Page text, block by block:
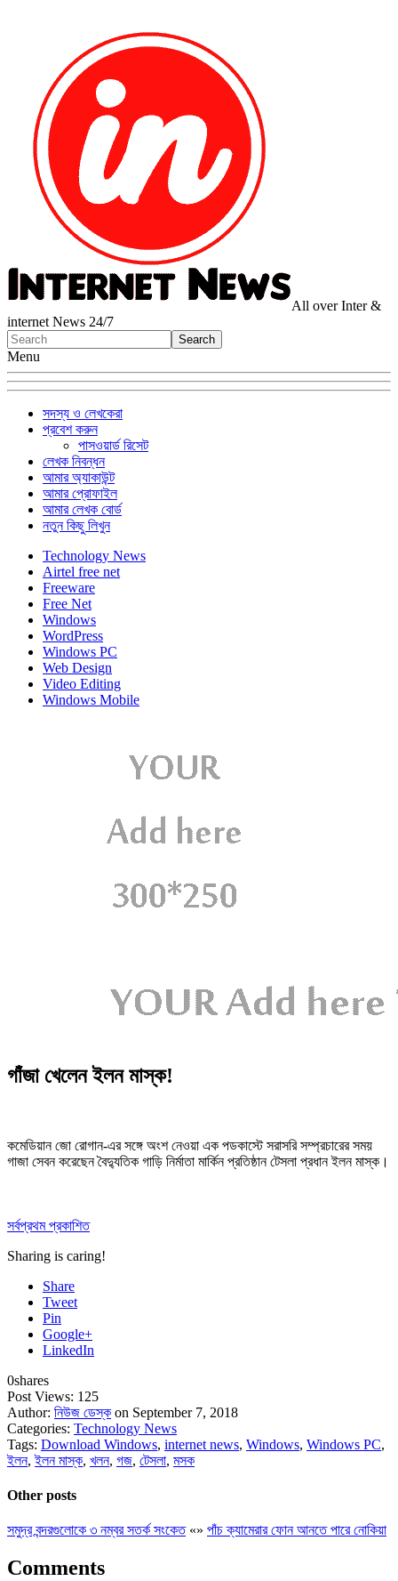
All over Inter &
internet News 24/7
Menu
সদস্য ও লেখকেরা
প্রবেশ করুন
পাসওয়ার্ড রিসেট
লেখক নিবন্ধন
আমার অ্যাকাউন্ট
আমার প্রোফাইল
আমার লেখক বোর্ড
নতুন কিছু লিখুন
Technology News
Airtel free net
Freeware
Free Net
Windows
WordPress
Windows PC
Web Design
Video Editing
Windows Mobile
গাঁজা খেলেন ইলন মাস্ক!
কমেডিয়ান জো রোগান-এর সঙ্গে অংশ নেওয়া এক পডকাস্টে সরাসরি সম্প্রচারের সময়
গাজা সেবন করেছেন বৈদ্যুতিক গাড়ি নির্মাতা মার্কিন প্রতিষ্ঠান টেসলা প্রধান ইলন মাস্ক।
সর্বপ্রথম প্রকাশিত
Sharing is caring!
Share
Tweet
Pin
Google+
LinkedIn
0shares
Post Views: 125
Author: নিউজ ডেস্ক on September 7, 2018
Categories: Technology News
Tags: Download Windows, internet news, Windows, Windows PC,
ইলন,ইলন মাস্ক, খলন, গজ, টেসলা, মসক
Other posts
সমুদ্র বন্দরগুলোকে ৩ নম্বর সতর্ক সংকেত«» পাঁচ ক্যামেরার ফোন আনতে পারে নোকিয়া
Comments